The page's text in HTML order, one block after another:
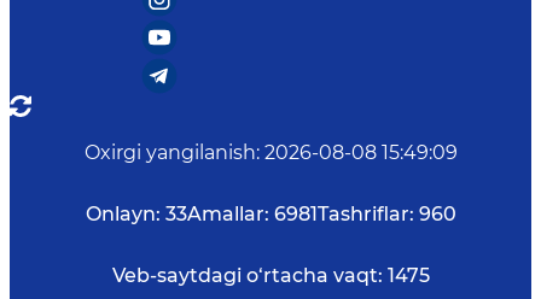
Oxirgi yangilanish: 2026-08-08 15:49:09
Onlayn: 33Amallar: 6981Tashriflar: 960
Veb-saytdagi o‘rtacha vaqt: 1475